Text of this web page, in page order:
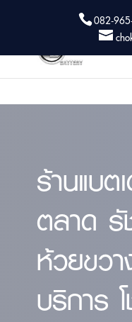
082-
ร้านแบ
ตลาด รั
ห้วยขว
บริการ